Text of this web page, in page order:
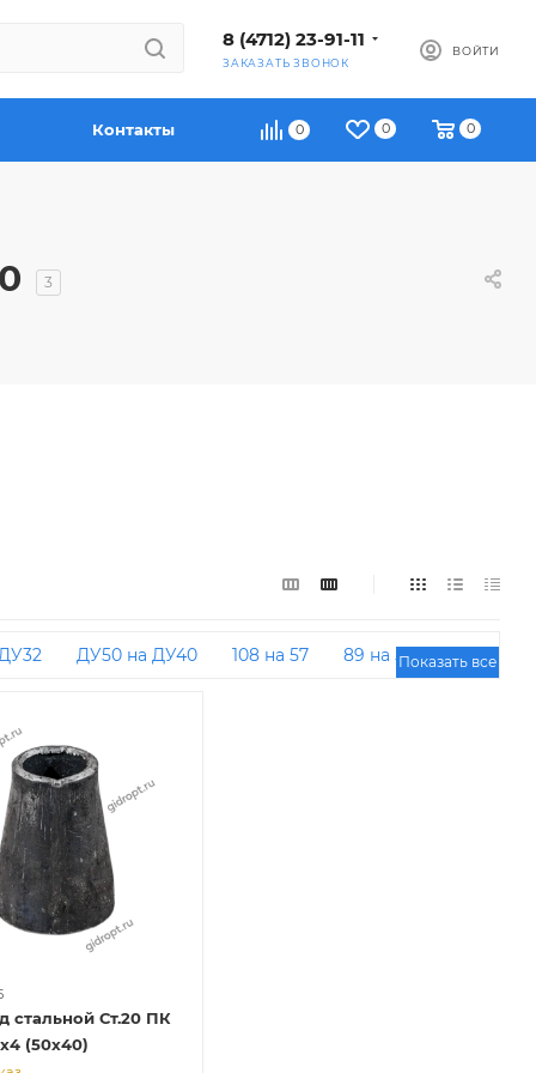
8 (4712) 23-91-11
ЗАКАЗАТЬ ЗВОНОК
ВОЙТИ
0 0 0
Контакты
3
ДУ50 на ДУ40 108 на 57
89 на 57
ДУ65 на ДУ20
ДУ25
Концентрические приварные
ДУ50 на ДУ32
159 на 57
89 на 57
ДУ50 на ДУ25
ДУ200 на ДУ100
на ДУ80 Концентрические ДУ80 на ДУ50
Показать все
стальной Ст.20 ПК
(50х40)